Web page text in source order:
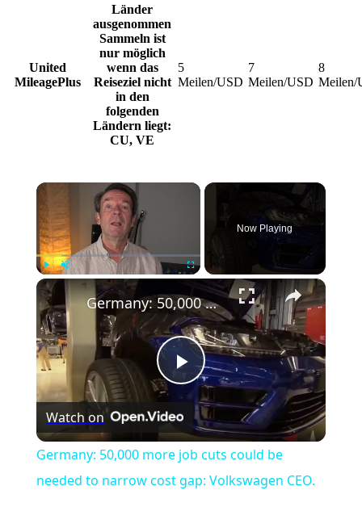
United
MileagePlus
Länder
ausgenommen
Sammeln ist
nur möglich
wenn das
Reiseziel nicht
in den
folgenden
Ländern liegt:
CU, VE
5
Meilen/USD
7
Meilen/USD
8
Meilen/
Play
Now Playing
Play
Video
Germany: 50,000 more job cuts could be needed to narrow cost gap: Volkswagen CEO.
Watch on
Germany: 50,000 more job cuts could be
needed to narrow cost gap: Volkswagen CEO.